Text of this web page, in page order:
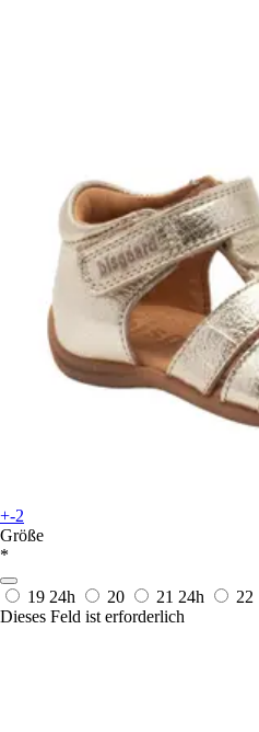
+-2
Größe
*
19 24h 20 21 24h 22
Dieses Feld ist erforderlich